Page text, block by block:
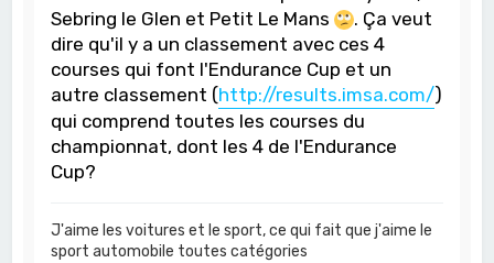
Sebring le Glen et Petit Le Mans
. Ça veut
dire qu'il y a un classement avec ces 4
courses qui font l'Endurance Cup et un
autre classement (http://results.imsa.com/)
qui comprend toutes les courses du
championnat, dont les 4 de l'Endurance
Cup?
J'aime les voitures et le sport, ce qui fait que j'aime le
sport automobile toutes catégories